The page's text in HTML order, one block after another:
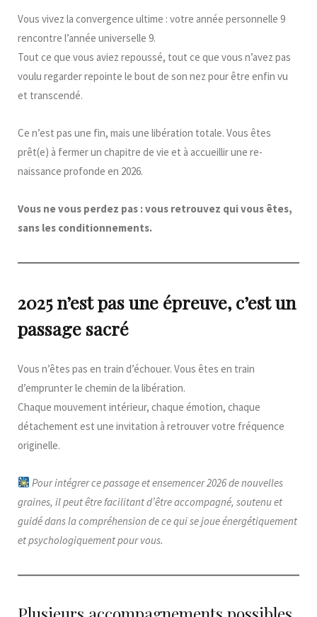
Vous vivez la convergence ultime : votre année personnelle 9
rencontre l’année universelle 9.
Tout ce que vous aviez repoussé, tout ce que vous n’avez pas
voulu regarder repointe le bout de son nez pour être enfin vu
et transcendé.
Ce n’est pas une fin, mais une libération totale. Vous êtes
prêt(e) à fermer un chapitre de vie et à accueillir une re-
naissance profonde en 2026.
Vous ne vous perdez pas : vous retrouvez qui vous êtes,
sans les conditionnements.
2025 n’est pas une épreuve, c’est un
passage sacré
Vous n’êtes pas en train d’échouer. Vous êtes en train
d’emprunter le chemin de la libération.
Chaque mouvement intérieur, chaque émotion, chaque
détachement est une invitation à retrouver votre fréquence
originelle.
Pour intégrer ce passage et ensemencer 2026 de nouvelles
graines, il peut être facilitant d’être accompagné, soutenu et
guidé dans la compréhension de ce qui se joue énergétiquement
et psychologiquementpour vous.